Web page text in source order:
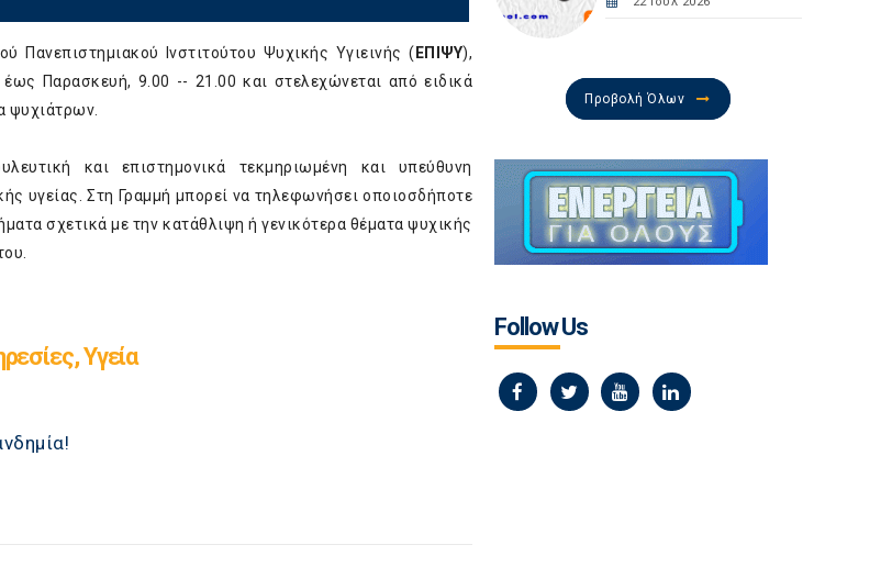
Πανεπιστημιακού Ινστιτούτου Ψυχικής Υγιεινής ( ΕΠΙΨΥ),
έως Παρασκευή, 9.00 -- 21.00 και στελεχώνεται από ειδικά
ψυχιάτρων.
και επιστημονικά τεκμηριωμένη και υπεύθυνη
υγείας. Στη Γραμμή μπορεί να τηλεφωνήσει οποιοσδήποτε
σχετικά με την κατάθλιψη ή γενικότερα θέματα ψυχικής
Υγεία
Προβολή Όλων
Follow Us